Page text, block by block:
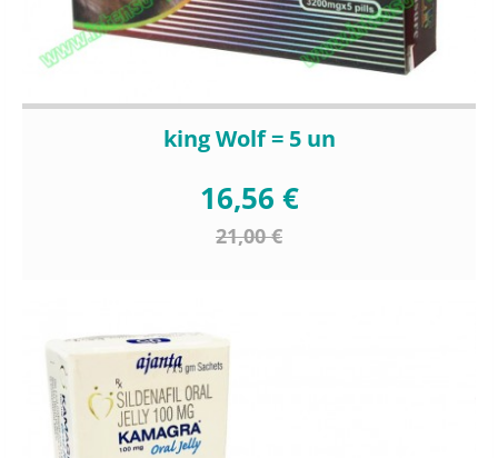
king Wolf = 5 un
16,56 €
21,00 €